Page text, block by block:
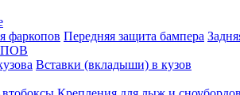
фаркопов Передняя защита бампера
Вставки (вкладыши) в кузов